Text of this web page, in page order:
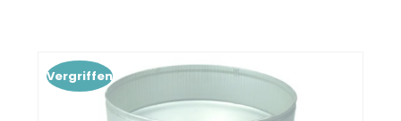
Vergriffen